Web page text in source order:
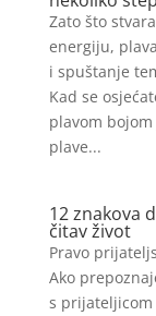
Zato što
energiju,
i spuštanje
Kad se
plavom
plave...
12 znakova
čitav život
Pravo
Ako
s prijateljicom